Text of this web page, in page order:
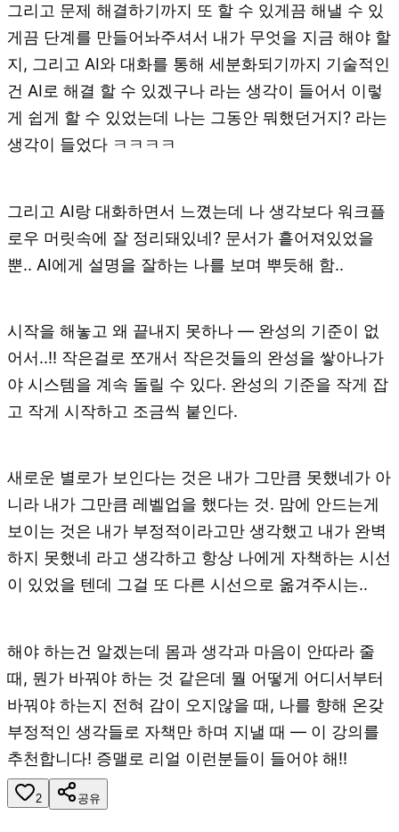
그리고 문제 해결하기까지 또 할 수 있게끔 해낼 수 있
게끔 단계를 만들어놔주셔서 내가 무엇을 지금 해야 할
지, 그리고 AI와 대화를 통해 세분화되기까지 기술적인
건 AI로 해결 할 수 있겠구나 라는 생각이 들어서 이렇
게 쉽게 할 수 있었는데 나는 그동안 뭐했던거지? 라는
생각이 들었다 ㅋㅋㅋㅋ
그리고 AI랑 대화하면서 느꼈는데 나 생각보다 워크플
로우 머릿속에 잘 정리돼있네? 문서가 흩어져있었을
뿐.. AI에게 설명을 잘하는 나를 보며 뿌듯해 함..
시작을 해놓고 왜 끝내지 못하나 — 완성의 기준이 없
어서..!! 작은걸로 쪼개서 작은것들의 완성을 쌓아나가
야 시스템을 계속 돌릴 수 있다. 완성의 기준을 작게 잡
고 작게 시작하고 조금씩 붙인다.
새로운 별로가 보인다는 것은 내가 그만큼 못했네가 아
니라 내가 그만큼 레벨업을 했다는 것. 맘에 안드는게
보이는 것은 내가 부정적이라고만 생각했고 내가 완벽
하지 못했네 라고 생각하고 항상 나에게 자책하는 시선
이 있었을 텐데 그걸 또 다른 시선으로 옮겨주시는..
해야 하는건 알겠는데 몸과 생각과 마음이 안따라 줄
때, 뭔가 바꿔야 하는 것 같은데 뭘 어떻게 어디서부터
바꿔야 하는지 전혀 감이 오지않을 때, 나를 향해 온갖
부정적인 생각들로 자책만 하며 지낼 때 — 이 강의를
추천합니다! 증맬로 리얼 이런분들이 들어야 해!!
2 공유